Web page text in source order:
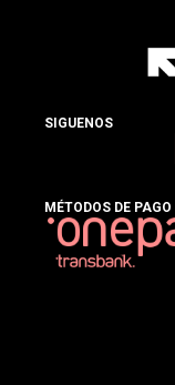
SIGUENOS
MÉTODOS DE PAGO